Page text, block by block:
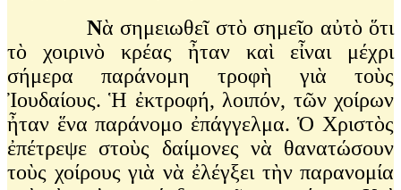
Νὰ σημειωθεῖ στὸ σημεῖο αὐτὸ ὅτι
τὸ χοιρινὸ κρέας ἦταν καὶ εἶναι μέχρι
σήμερα παράνομη τροφὴ γιὰ τοὺς
Ἰουδαίους. Ἡ ἐκτροφή, λοιπόν, τῶν χοίρων
ἦταν ἕνα παράνομο ἐπάγγελμα. Ὁ Χριστὸς
ἐπέτρεψε στοὺς δαίμονες νὰ θανατώσουν
τοὺς χοίρους γιὰ νὰ ἐλέγξει τὴν παρανομία